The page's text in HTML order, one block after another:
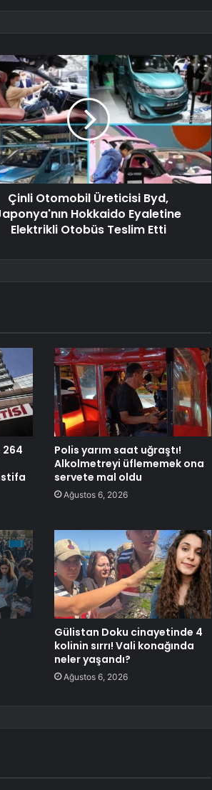
Çinli Otomobil Üreticisi Byd,
Hokkaido Eyaletine
Elektrikli Otobüs Teslim Etti
264
Polis yarım saat uğraştı!
Alkolmetreyi üflememek ona
servete mal oldu
Ağustos 6, 2026
Gülistan Doku cinayetinde 4
kolinin sırrı! Vali konağında
neler yaşandı?
Ağustos 6, 2026